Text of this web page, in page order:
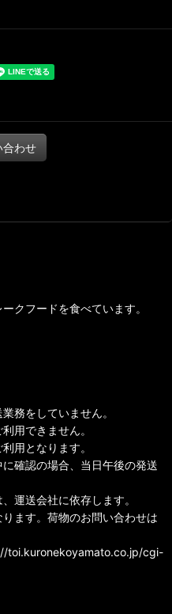
合わせ
クフードを食べています。
務をしていません。
用できません。
用となります。
確認の場合、当日午後の発送
運送会社に依存します。
ます。荷物のお問い合わせは
toi.kuronekoyamato.co.jp/cgi-